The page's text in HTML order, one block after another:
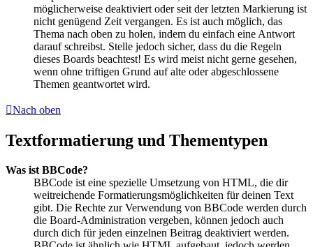
möglicherweise deaktiviert oder seit der letzten Markierung ist
nicht genügend Zeit vergangen. Es ist auch möglich, das
Thema nach oben zu holen, indem du einfach eine Antwort
darauf schreibst. Stelle jedoch sicher, dass du die Regeln
dieses Boards beachtest! Es wird meist nicht gerne gesehen,
wenn ohne triftigen Grund auf alte oder abgeschlossene
Themen geantwortet wird.
Nach oben
Textformatierung und Thementypen
Was ist BBCode?
BBCode ist eine spezielle Umsetzung von HTML, die dir
weitreichende Formatierungsmöglichkeiten für deinen Text
gibt. Die Rechte zur Verwendung von BBCode werden durch
die Board-Administration vergeben, können jedoch auch
durch dich für jeden einzelnen Beitrag deaktiviert werden.